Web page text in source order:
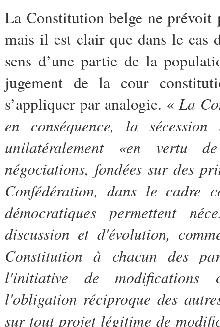
La Constitution belge ne prévoit
mais il est clair que dans le cas
sens d’une partie de la
jugement de la cour
s’appliquer par analogie. «La
en conséquence, la
unilatéralement «en vertu
négociations, fondées sur des
Confédération, dans le cadre
démocratiques permettent
discussion et d'évolution,
Constitution à chacun des
l'initiative de modifications
l'obligation réciproque des
sur tout projet légitime de